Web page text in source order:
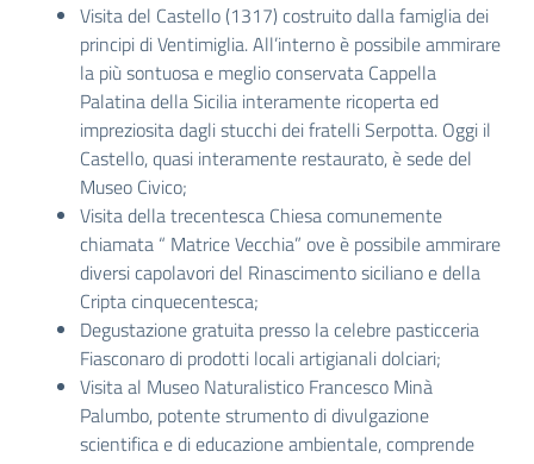
Visita del Castello (1317) costruito dalla famiglia dei
principi di Ventimiglia. All’interno è possibile ammirare
la più sontuosa e meglio conservata Cappella
Palatina della Sicilia interamente ricoperta ed
impreziosita dagli stucchi dei fratelli Serpotta. Oggi il
Castello, quasi interamente restaurato, è sede del
Museo Civico;
Visita della trecentesca Chiesa comunemente
chiamata “ Matrice Vecchia” ove è possibile ammirare
diversi capolavori del Rinascimento siciliano e della
Cripta cinquecentesca;
Degustazione gratuita presso la celebre pasticceria
Fiasconaro di prodotti locali artigianali dolciari;
Visita al Museo Naturalistico Francesco Minà
Palumbo, potente strumento di divulgazione
scientifica e di educazione ambientale, comprende